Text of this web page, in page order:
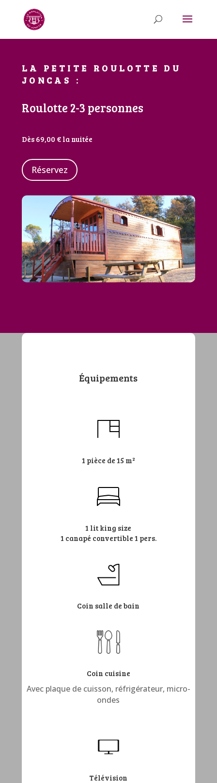
LA PETITE ROULOTTE DU
JONCAS :
Roulotte 2-3 personnes
Dès 69,00 € la nuitée
Réservez
Équipements
1 pièce de 15 m²
1 lit king size
1 canapé convertible 1 pers.
Coin salle de bain
Coin cuisine
Avec plaque de cuisson, réfrigérateur, micro-
ondes
Télévision